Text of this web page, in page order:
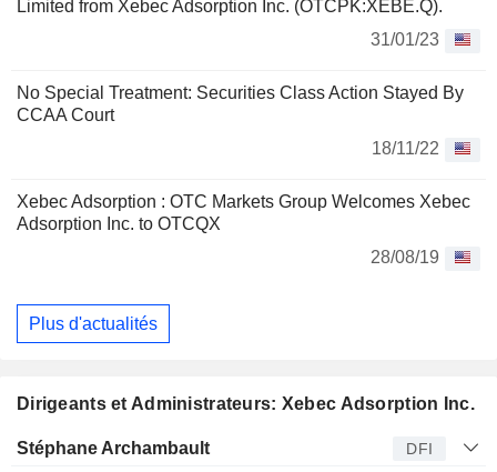
Limited from Xebec Adsorption Inc. (OTCPK:XEBE.Q).
31/01/23
No Special Treatment: Securities Class Action Stayed By
CCAA Court
18/11/22
Xebec Adsorption : OTC Markets Group Welcomes Xebec
Adsorption Inc. to OTCQX
28/08/19
Plus d'actualités
Dirigeants et Administrateurs: Xebec Adsorption Inc.
Dirigeant Titre Age Depuis
Stéphane Archambault DFI